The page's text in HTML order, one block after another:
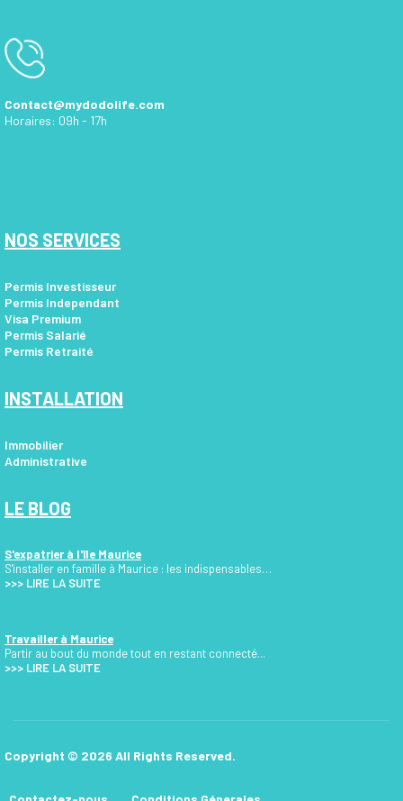
Contact@mydodolife.com
Horaires: 09h - 17h
NOS SERVICES
Permis Investisseur
Permis Independant
Visa Premium
Permis Salarié
Permis Retraité
INSTALLATION
Immobilier
Administrative
LE BLOG
S'expatrier à l'île Maurice
S'installer en famille à Maurice : les indispensables…
>>> LIRE LA SUITE
Travailler à Maurice
Partir au bout du monde tout en restant connecté...
>>> LIRE LA SUITE
Copyright © 2026 All Rights Reserved.